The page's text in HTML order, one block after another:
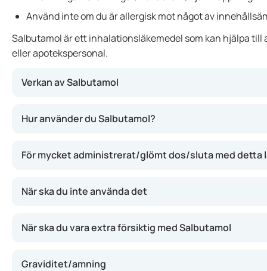
Använd inte om du är allergisk mot något av
Salbutamol är ett inhalationsläkemedel som kan hjälpa
eller apotekspersonal.
Verkan av Salbutamol
Hur använder du Salbutamol?
För mycket administrerat/glömt dos/sluta med detta
När ska du inte använda det
När ska du vara extra försiktig med Salbutamol
Graviditet/amning